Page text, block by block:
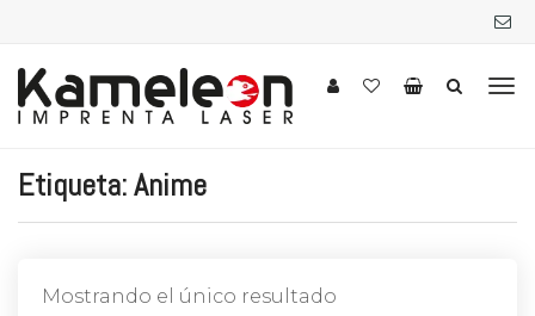
Etiqueta:Anime
Mostrando el único resultado